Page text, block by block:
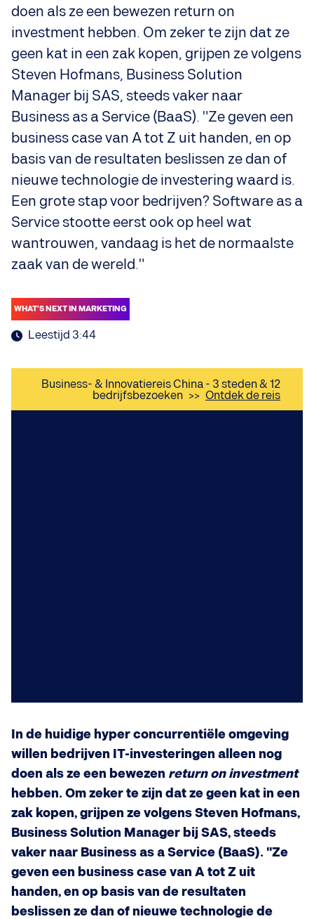
doen als ze een bewezen return on
investment hebben. Om zeker te zijn dat ze
geen kat in een zak kopen, grijpen ze volgens
Steven Hofmans, Business Solution
Manager bij SAS, steeds vaker naar
Business as a Service (BaaS). "Ze geven een
business case van A tot Z uit handen, en op
basis van de resultaten beslissen ze dan of
nieuwe technologie de investering waard is.
Een grote stap voor bedrijven? Software as a
Service stootte eerst ook op heel wat
wantrouwen, vandaag is het de normaalste
zaak van de wereld."
WHAT'S NEXT IN MARKETING
Leestijd 3:44
Business- & Innovatiereis China - 3 steden & 12
bedrijfsbezoeken >> Ontdek de reis
In de huidige hyper concurrentiële omgeving
willen bedrijven IT-investeringen alleen nog
doen als ze een bewezen return on investment
hebben. Om zeker te zijn dat ze geen kat in een
zak kopen, grijpen ze volgens Steven Hofmans,
Business Solution Manager bij SAS, steeds
vaker naar Business as a Service (BaaS). "Ze
geven een business case van A tot Z uit
handen, en op basis van de resultaten
beslissen ze dan of nieuwe technologie de